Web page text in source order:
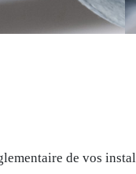
de vos